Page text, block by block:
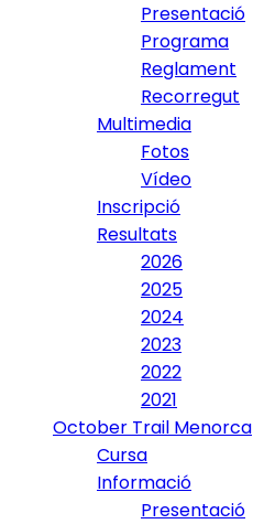
Presentació
Programa
Reglament
Recorregut
Multimedia
Fotos
Vídeo
Inscripció
Resultats
2026
2025
2024
2023
2022
2021
October Trail Menorca
Cursa
Informació
Presentació